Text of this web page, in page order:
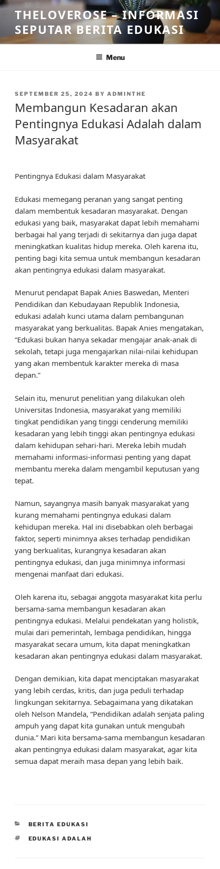
Skip
content
THELOVEROSE – INFORMASI
SEPUTAR BERITA EDUKASI
Menu
POSTED
SEPTEMBER 25, 2024 BY ADMINTHE
Membangun Kesadaran akan
Pentingnya Edukasi Adalah dalam
Masyarakat
Pentingnya Edukasi dalam Masyarakat
Edukasi memegang peranan yang sangat penting
dalam membentuk kesadaran masyarakat. Dengan
edukasi yang baik, masyarakat dapat lebih memahami
berbagai hal yang terjadi di sekitarnya dan juga dapat
meningkatkan kualitas hidup mereka. Oleh karena itu,
penting bagi kita semua untuk membangun kesadaran
akan pentingnya edukasi dalam masyarakat.
Menurut pendapat Bapak Anies Baswedan, Menteri
Pendidikan dan Kebudayaan Republik Indonesia,
edukasi adalah kunci utama dalam pembangunan
masyarakat yang berkualitas. Bapak Anies mengatakan,
“Edukasi bukan hanya sekadar mengajar anak-anak di
sekolah, tetapi juga mengajarkan nilai-nilai kehidupan
yang akan membentuk karakter mereka di masa
depan.”
Selain itu, menurut penelitian yang dilakukan oleh
Universitas Indonesia, masyarakat yang memiliki
tingkat pendidikan yang tinggi cenderung memiliki
kesadaran yang lebih tinggi akan pentingnya edukasi
dalam kehidupan sehari-hari. Mereka lebih mudah
memahami informasi-informasi penting yang dapat
membantu mereka dalam mengambil keputusan yang
tepat.
Namun, sayangnya masih banyak masyarakat yang
kurang memahami pentingnya edukasi dalam
kehidupan mereka. Hal ini disebabkan oleh berbagai
faktor, seperti minimnya akses terhadap pendidikan
yang berkualitas, kurangnya kesadaran akan
pentingnya edukasi, dan juga minimnya informasi
mengenai manfaat dari edukasi.
Oleh karena itu, sebagai anggota masyarakat kita perlu
bersama-sama membangun kesadaran akan
pentingnya edukasi. Melalui pendekatan yang holistik,
mulai dari pemerintah, lembaga pendidikan, hingga
masyarakat secara umum, kita dapat meningkatkan
kesadaran akan pentingnya edukasi dalam masyarakat.
Dengan demikian, kita dapat menciptakan masyarakat
yang lebih cerdas, kritis, dan juga peduli terhadap
lingkungan sekitarnya. Sebagaimana yang dikatakan
oleh Nelson Mandela, “Pendidikan adalah senjata paling
ampuh yang dapat kita gunakan untuk mengubah
dunia.” Mari kita bersama-sama membangun kesadaran
akan pentingnya edukasi dalam masyarakat, agar kita
semua dapat meraih masa depan yang lebih baik.
CATEGORIES
BERITA EDUKASI
TAGS
EDUKASI ADALAH